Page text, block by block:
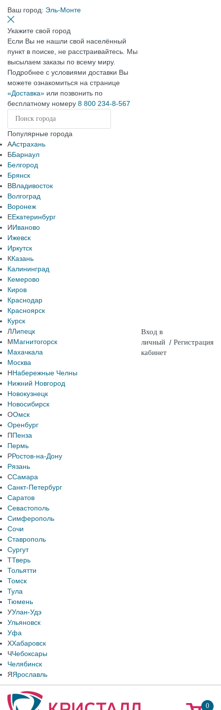
Ваш город: Эль-Монте
Укажите свой город
Если Вы не нашли свой населённый
пункт в поиске, не расстраивайтесь. Мы
высылаем заказы по всему миру.
Подробнее с условиями доставки Вы
можете ознакомиться на странице
«Доставка» или позвонить по
бесплатному номеру 8 800 234-8-567
Популярные города
ААстрахань
ББарнаул
Белгород
Брянск
ВВладивосток
Волгоград
Воронеж
ЕЕкатеринбург
ИИваново
Ижевск
Иркутск
ККазань
Калининград
Кемерово
Киров
Краснодар
Красноярск
Курск
ЛЛипецк
ММагнитогорск
Махачкала
Москва
ННабережные Челны
Нижний Новгород
Новокузнецк
Новосибирск
ООмск
Оренбург
ППенза
Пермь
РРостов-на-Дону
Рязань
ССамара
Санкт-Петербург
Саратов
Севастополь
Симферополь
Сочи
Ставрополь
Сургут
ТТверь
Тольятти
Томск
Тула
Тюмень
УУлан-Удэ
Ульяновск
Уфа
ХХабаровск
ЧЧебоксары
Челябинск
ЯЯрославль
Вход в
личный
кабинет
/ Регистрация
0